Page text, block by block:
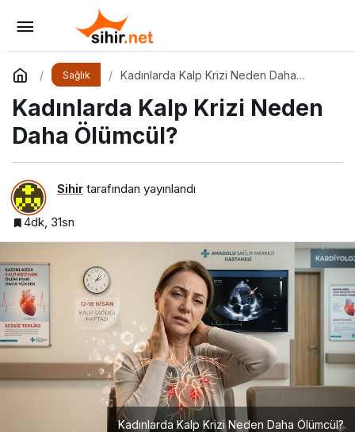
Sağlık
Kadınlarda Kalp Krizi Neden Daha
Kadınlarda Kalp Krizi Neden
Daha Ölümcül?
Sihir tarafından yayınlandı
4dk, 31sn
Kadınlarda Kalp Krizi Neden Daha Ölümcül?
Reward Deficiency Syndrome ve Beslenme
Davranışı
Yorum Yap